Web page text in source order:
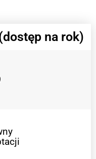
na rok)